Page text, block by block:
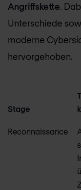
Angriffskette.
Unterschiede
moderne
hervorgehoben.
Stage
Reconnaissance